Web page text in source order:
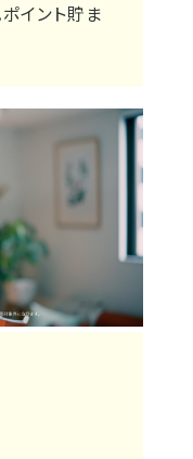
ポイント貯ま